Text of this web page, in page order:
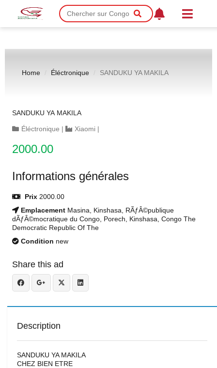
Home Éléctronique SANDUKU YA MAKILA
SANDUKU YA MAKILA
Éléctronique | Xiaomi |
2000.00
Informations générales
Prix 2000.00
Emplacement Masina, Kinshasa, RÃƒÂ©publique
dÃƒÂ©mocratique du Congo, Porech, Kinshasa, Congo The
Democratic Republic Of The
Condition new
Share this ad
Description
SANDUKU YA MAKILA
CHEZ BIEN ETRE